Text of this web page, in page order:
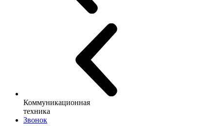
Коммуникационная
техника
Звонок